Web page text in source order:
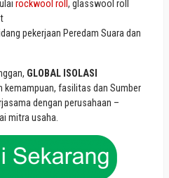
rockwool roll , glasswool roll
pekerjaan Peredam Suara dan
GLOBAL ISOLASI
kemampuan, fasilitas dan Sumber
dengan perusahaan –
mitra usaha.